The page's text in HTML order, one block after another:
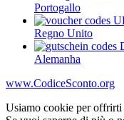
Portogallo
Regno Unito
Alemanha
www.CodiceSconto.org
Usiamo cookie per